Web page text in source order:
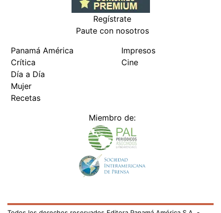
Regístrate
Paute con nosotros
Panamá América
Crítica
Día a Día
Mujer
Recetas
Impresos
Cine
Miembro de: